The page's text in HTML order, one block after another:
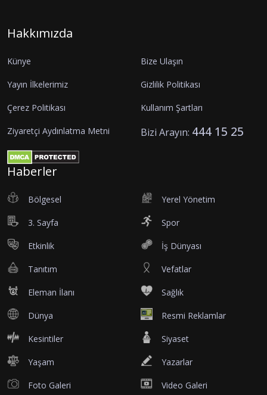
Hakkımızda
Künye Bize Ulaşın
Yayın İlkelerimiz Gizlilik Politikası
Çerez Politikası Kullanım Şartları
Ziyaretçi Aydınlatma Metni Bizi Arayın: 444 15 25
Haberler
Bölgesel Yerel Yönetim
3. Sayfa Spor
Etkinlik İş Dünyası
Tanıtım Vefatlar
Eleman İlanı Sağlık
Dünya Resmi Reklamlar
Kesintiler Siyaset
Yaşam Yazarlar
Foto Galeri Video Galeri